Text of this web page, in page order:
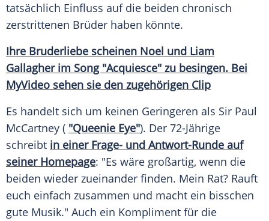
tatsächlich Einfluss auf die beiden chronisch
zerstrittenen Brüder haben könnte.
Ihre Bruderliebe scheinen Noel und Liam
Gallagherim Song "Acquiesce" zu besingen. Bei
MyVideo sehen sie den zugehörigen Clip
Es handelt sich um keinen Geringeren als Sir Paul
McCartney ( "Queenie Eye"). Der 72-Jährige
schreibt in einer Frage- und Antwort-Runde auf
seiner Homepage: "Es wäre großartig, wenn die
beiden wieder zueinander finden. Mein Rat? Rauft
euch einfach zusammen und macht ein bisschen
gute Musik." Auch ein Kompliment für die